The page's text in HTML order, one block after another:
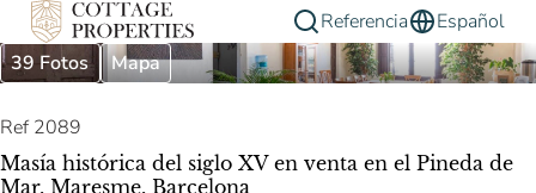
Referencia
Español
39 Fotos
Mapa
Ref 2089
Masía histórica del siglo XV en venta en el Pineda de
Mar, Maresme, Barcelona